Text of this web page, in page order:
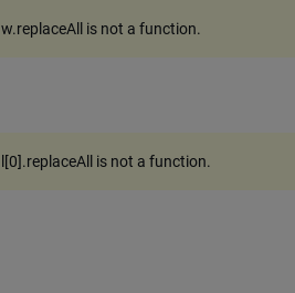
w.replaceAll is not a function.
l[0].replaceAll is not a function.